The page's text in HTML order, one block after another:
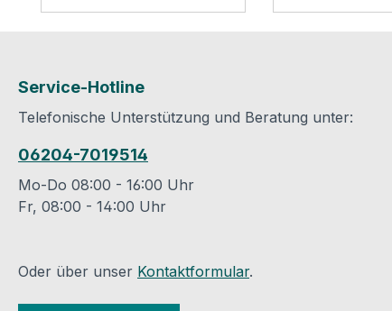
D-82291
Service-Hotline
Telefonische Unterstützung und Beratung unter:
06204-7019514
Mo-Do 08:00 - 16:00 Uhr
Fr, 08:00 - 14:00 Uhr
Oder über unser Kontaktformular.